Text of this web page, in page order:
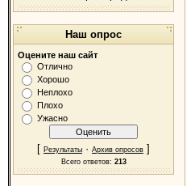
Наш опрос
Оцените наш сайт
Отлично
Хорошо
Неплохо
Плохо
Ужасно
[ Результаты · Архив опросов ]
Всего ответов: 213